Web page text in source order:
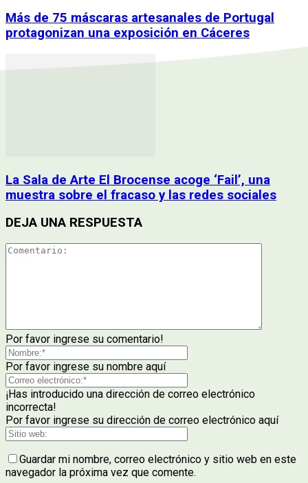
Más de 75 máscaras artesanales de Portugal
protagonizan una exposición en Cáceres
La Sala de Arte El Brocense acoge ‘Fail’, una
muestra sobre el fracaso y las redes sociales
DEJA UNA RESPUESTA
Por favor ingrese su comentario!
Por favor ingrese su nombre aquí
¡Has introducido una dirección de correo electrónico
incorrecta!
Por favor ingrese su dirección de correo electrónico aquí
Guardar mi nombre, correo electrónico y sitio web en este
navegador la próxima vez que comente.